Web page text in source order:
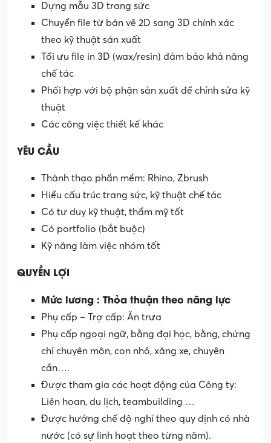
Dựng mẫu 3D trang sức
Chuyển file từ bản vẽ 2D sang 3D chính xác
theo kỹ thuật sản xuất
Tối ưu file in 3D (wax/resin) đảm bảo khả năng
chế tác
Phối hợp với bộ phận sản xuất để chỉnh sửa kỹ
thuật
Các công việc thiết kế khác
YÊU CẦU
Thành thạo phần mềm: Rhino, Zbrush
Hiểu cấu trúc trang sức, kỹ thuật chế tác
Có tư duy kỹ thuật, thẩm mỹ tốt
Có portfolio (bắt buộc)
Kỹ năng làm việc nhóm tốt
QUYỀN LỢI
Mức lương : Thỏa thuận theo năng lực
Phụ cấp – Trợ cấp: Ăn trưa
Phụ cấp ngoại ngữ, bằng đại học, bằng, chứng
chỉ chuyên môn, con nhỏ, xăng xe, chuyên
cần….
Được tham gia các hoạt động của Công ty:
Liên hoan, du lịch, teambuilding …
Được hưởng chế độ nghỉ theo quy định có nhà
nước (có sự linh hoạt theo từng năm).